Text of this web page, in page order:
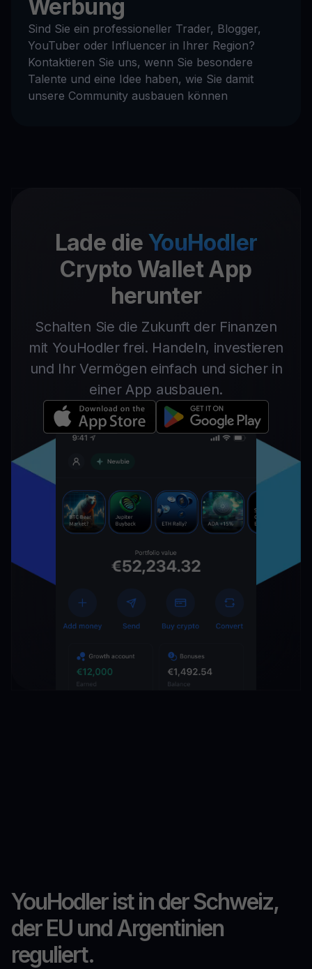
Werbung
Sind Sie ein professioneller Trader, Blogger,
YouTuber oder Influencer in Ihrer Region?
Kontaktieren Sie uns, wenn Sie besondere
Talente und eine Idee haben, wie Sie damit
unsere Community ausbauen können
Lade die YouHodler
Crypto Wallet App
herunter
Schalten Sie die Zukunft der Finanzen
mit YouHodler frei. Handeln, investieren
und Ihr Vermögen einfach und sicher in
einer App ausbauen.
YouHodler ist in der Schweiz,
der EU und Argentinien
reguliert.